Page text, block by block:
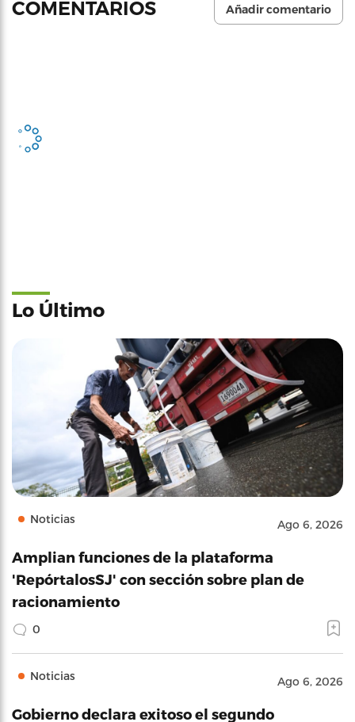
COMENTARIOS Añadir comentario
Lo Último
Noticias Ago 6, 2026
Amplian funciones de la plataforma
'RepórtalosSJ' con sección sobre plan de
racionamiento
0
Noticias Ago 6, 2026
Gobierno declara exitoso el segundo